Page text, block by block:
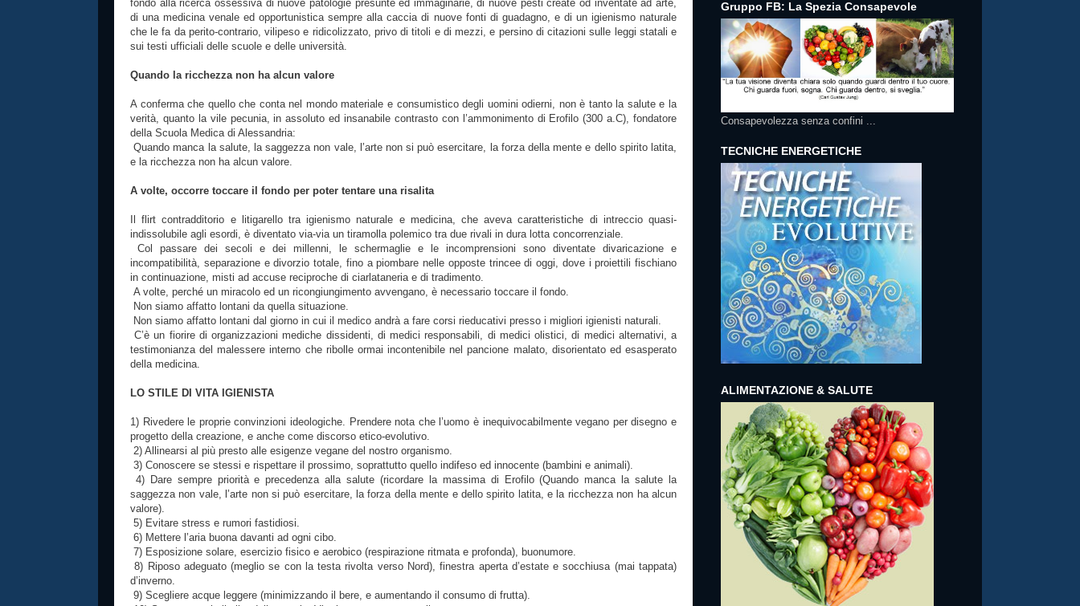
fondo alla ricerca ossessiva di nuove patologie presunte ed immaginarie, di nuove pesti create od inventate ad arte,
di una medicina venale ed opportunistica sempre alla caccia di nuove fonti di guadagno, e di un igienismo naturale
che le fa da perito-contrario, vilipeso e ridicolizzato, privo di titoli e di mezzi, e persino di citazioni sulle leggi statali e
sui testi ufficiali delle scuole e delle università.
Quando la ricchezza non ha alcun valore
A conferma che quello che conta nel mondo materiale e consumistico degli uomini odierni, non è tanto la salute e la
verità, quanto la vile pecunia, in assoluto ed insanabile contrasto con l’ammonimento di Erofilo (300 a.C), fondatore
della Scuola Medica di Alessandria:
Quando manca la salute, la saggezza non vale, l’arte non si può esercitare, la forza della mente e dello spirito latita,
e la ricchezza non ha alcun valore.
A volte, occorre toccare il fondo per poter tentare una risalita
Il flirt contradditorio e litigarello tra igienismo naturale e medicina, che aveva caratteristiche di intreccio quasi-
indissolubile agli esordi, è diventato via-via un tiramolla polemico tra due rivali in dura lotta concorrenziale.
Col passare dei secoli e dei millenni, le schermaglie e le incomprensioni sono diventate divaricazione e
incompatibilità, separazione e divorzio totale, fino a piombare nelle opposte trincee di oggi, dove i proiettili fischiano
in continuazione, misti ad accuse reciproche di ciarlataneria e di tradimento.
A volte, perché un miracolo ed un ricongiungimento avvengano, è necessario toccare il fondo.
Non siamo affatto lontani da quella situazione.
Non siamo affatto lontani dal giorno in cui il medico andrà a fare corsi rieducativi presso i migliori igienisti naturali.
C’è un fiorire di organizzazioni mediche dissidenti, di medici responsabili, di medici olistici, di medici alternativi, a
testimonianza del malessere interno che ribolle ormai incontenibile nel pancione malato, disorientato ed esasperato
della medicina.
LO STILE DI VITA IGIENISTA
1) Rivedere le proprie convinzioni ideologiche. Prendere nota che l’uomo è inequivocabilmente vegano per disegno e
progetto della creazione, e anche come discorso etico-evolutivo.
2) Allinearsi al più presto alle esigenze vegane del nostro organismo.
3) Conoscere se stessi e rispettare il prossimo, soprattutto quello indifeso ed innocente (bambini e animali).
4) Dare sempre priorità e precedenza alla salute (ricordare la massima di Erofilo (Quando manca la salute la
saggezza non vale, l’arte non si può esercitare, la forza della mente e dello spirito latita, e la ricchezza non ha alcun
valore).
5) Evitare stress e rumori fastidiosi.
6) Mettere l’aria buona davanti ad ogni cibo.
7) Esposizione solare, esercizio fisico e aerobico (respirazione ritmata e profonda), buonumore.
8) Riposo adeguato (meglio se con la testa rivolta verso Nord), finestra aperta d’estate e socchiusa (mai tappata)
d’inverno.
9) Scegliere acque leggere (minimizzando il bere, e aumentando il consumo di frutta).
Gruppo FB: La Spezia Consapevole
Consapevolezza senza confini ...
TECNICHE ENERGETICHE
ALIMENTAZIONE & SALUTE